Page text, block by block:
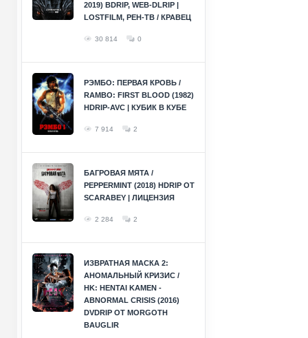
2019) BDRIP, WEB-DLRIP |
LOSTFILM, РЕН-ТВ / КРАВЕЦ
30 814 0
РЭМБО: ПЕРВАЯ КРОВЬ /
RAMBO: FIRST BLOOD (1982)
HDRIP-AVC | КУБИК В КУБЕ
7 914 2
БАГРОВАЯ МЯТА /
PEPPERMINT (2018) HDRIP ОТ
SCARABEY | ЛИЦЕНЗИЯ
2 284 2
ИЗВРАТНАЯ МАСКА 2:
АНОМАЛЬНЫЙ КРИЗИС /
HK: HENTAI KAMEN -
ABNORMAL CRISIS (2016)
DVDRIP ОТ MORGOTH
BAUGLIR